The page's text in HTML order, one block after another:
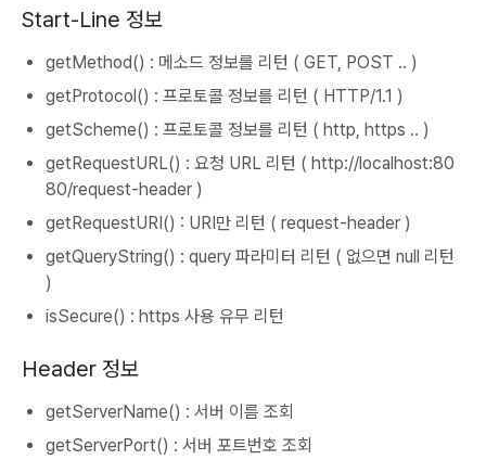
Start-Line 정보
getMethod() : 메소드 정보를 리턴 ( GET, POST .. )
getProtocol() : 프로토콜 정보를 리턴 ( HTTP/1.1 )
getScheme() : 프로토콜 정보를 리턴 ( http, https .. )
getRequestURL() : 요청 URL 리턴 ( http://localhost:80
80/request-header )
getRequestURI() : URI만 리턴 ( request-header )
getQueryString() : query 파라미터 리턴 ( 없으면 null 리턴
)
isSecure() : https 사용 유무 리턴
Header 정보
getServerName() : 서버 이름 조회
getServerPort() : 서버 포트번호 조회